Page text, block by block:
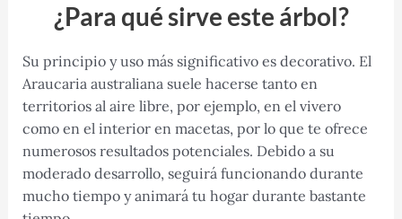
¿Para qué sirve este árbol?
Su principio y uso más significativo es decorativo. El
Araucaria australiana suele hacerse tanto en
territorios al aire libre, por ejemplo, en el vivero
como en el interior en macetas, por lo que te ofrece
numerosos resultados potenciales. Debido a su
moderado desarrollo, seguirá funcionando durante
mucho tiempo y animará tu hogar durante bastante